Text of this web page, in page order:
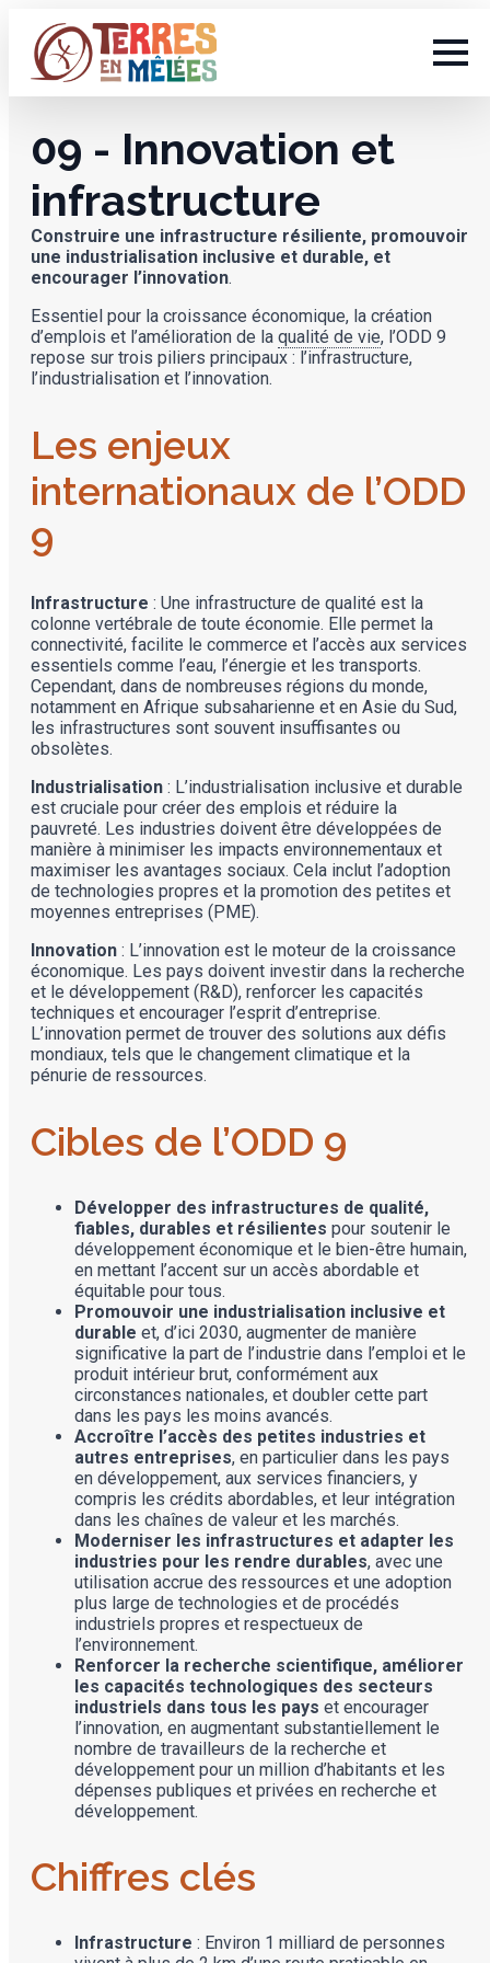
09 - Innovation et
infrastructure
Construire une infrastructure résiliente, promouvoir
une industrialisation inclusive et durable, et
encourager l’innovation.
Essentiel pour la croissance économique, la création
d’emplois et l’amélioration de la qualité de vie, l’ODD 9
repose sur trois piliers principaux : l’infrastructure,
l’industrialisation et l’innovation.
Les enjeux
internationaux de l’ODD
9
Infrastructure : Une infrastructure de qualité est la
colonne vertébrale de toute économie. Elle permet la
connectivité, facilite le commerce et l’accès aux services
essentiels comme l’eau, l’énergie et les transports.
Cependant, dans de nombreuses régions du monde,
notamment en Afrique subsaharienne et en Asie du Sud,
les infrastructures sont souvent insuffisantes ou
obsolètes.
Industrialisation : L’industrialisation inclusive et durable
est cruciale pour créer des emplois et réduire la
pauvreté. Les industries doivent être développées de
manière à minimiser les impacts environnementaux et
maximiser les avantages sociaux. Cela inclut l’adoption
de technologies propres et la promotion des petites et
moyennes entreprises (PME).
Innovation : L’innovation est le moteur de la croissance
économique. Les pays doivent investir dans la recherche
et le développement (R&D), renforcer les capacités
techniques et encourager l’esprit d’entreprise.
L’innovation permet de trouver des solutions aux défis
mondiaux, tels que le changement climatique et la
pénurie de ressources.
Cibles de l’ODD 9
Développer des infrastructures de qualité,
fiables, durables et résilientes pour soutenir le
développement économique et le bien-être humain,
en mettant l’accent sur un accès abordable et
équitable pour tous.
Promouvoir une industrialisation inclusive et
durable et, d’ici 2030, augmenter de manière
significative la part de l’industrie dans l’emploi et le
produit intérieur brut, conformément aux
circonstances nationales, et doubler cette part
dans les pays les moins avancés.
Accroître l’accès des petites industries et
autres entreprises, en particulier dans les pays
en développement, aux services financiers, y
compris les crédits abordables, et leur intégration
dans les chaînes de valeur et les marchés.
Moderniser les infrastructures et adapter les
industries pour les rendre durables, avec une
utilisation accrue des ressources et une adoption
plus large de technologies et de procédés
industriels propres et respectueux de
l’environnement.
Renforcer la recherche scientifique, améliorer
les capacités technologiques des secteurs
industriels dans tous les pays et encourager
l’innovation, en augmentant substantiellement le
nombre de travailleurs de la recherche et
développement pour un million d’habitants et les
dépenses publiques et privées en recherche et
développement.
Chiffres clés
Infrastructure : Environ 1 milliard de personnes